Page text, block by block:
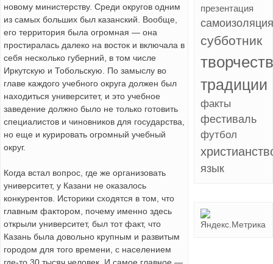
новому министерству. Среди округов одним
из самых больших был казанский. Вообще,
его территория была огромная — она
простиралась далеко на восток и включала в
себя несколько губерний, в том числе
Иркутскую и Тобольскую. По замыслу во
главе каждого учебного округа должен был
находиться университет, и это учебное
заведение должно было не только готовить
специалистов и чиновников для государства,
но еще и курировать огромный учебный
округ.
Когда встал вопрос, где же организовать
университет, у Казани не оказалось
конкурентов. Историки сходятся в том, что
главным фактором, почему именно здесь
открыли университет, был тот факт, что
Казань была довольно крупным и развитым
городом для того времени, с населением
презентация
субботник
традиции
факты
фестиваль
футбол
язык